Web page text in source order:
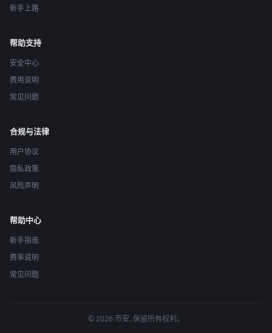
新手上路
帮助支持
安全中心
费用说明
常见问题
合规与法律
用户协议
隐私政策
风险声明
帮助中心
新手指南
费率说明
常见问题
© 2026 币安. 保留所有权利。